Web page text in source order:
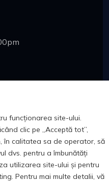
funcționarea site-ului.
clic pe „Acceptă tot”,
în calitatea sa de operator, să
dvs. pentru a îmbunătăți
utilizarea site-ului și pentru
Pentru mai multe detalii, vă